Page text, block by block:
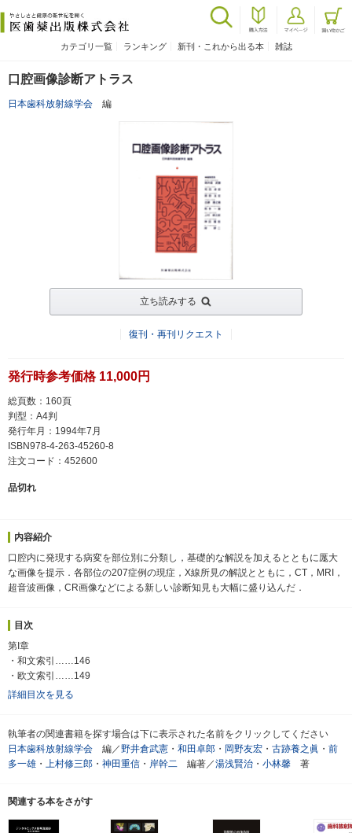
カテゴリ一覧 ランキング 新刊・これから出る本 雑誌
口腔画像診断アトラス
日本歯科放射線学会 編
立ち読みする
復刊・再刊リクエスト
発行時参考価格 11,000円
総頁数：160頁
判型：A4判
発行年月：1994年7月
ISBN978-4-263-45260-8
注文コード：452600
品切れ
内容紹介
口腔内に発現する病変を部位別に分類し，基礎的な解説を加えるとともに厖大
な画像を提示．各部位の207症例の現症，X線所見の解説とともに，CT，MRI，
超音波画像，CR画像などによる新しい診断知見も大幅に盛り込んだ．
目次
第I章
・和文索引……146
・欧文索引……149
詳細目次を見る
執筆者の関連書籍を探す場合は下に表示された名前をクリックしてください
日本歯科放射線学会 編／野井倉武憲 ・ 和田卓郎 ・ 岡野友宏 ・ 古跡養之眞 ・ 前
多一雄 ・ 上村修三郎 ・ 神田重信 ・ 岸幹二 編著／湯浅賢治 ・ 小林馨 著
関連する本をさがす